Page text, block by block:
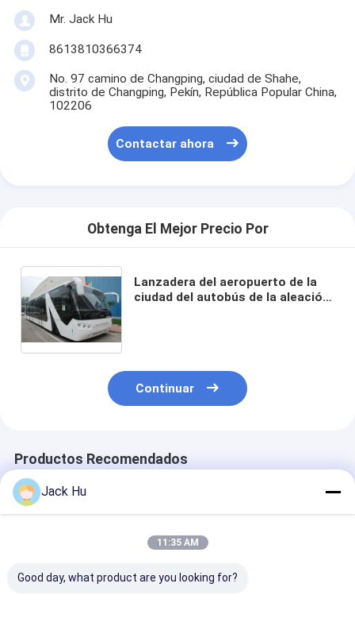
Mr. Jack Hu
8613810366374
No. 97 camino de Changping, ciudad de Shahe,
distrito de Changping, Pekín, República Popular China,
102206
Contactar ahora
Obtenga El Mejor Precio Por
Lanzadera del aeropuerto de la
ciudad del autobús de la aleación
Continuar
Productos Recomendados
Jack Hu
11:35 AM
Good day, what product are you looking for?